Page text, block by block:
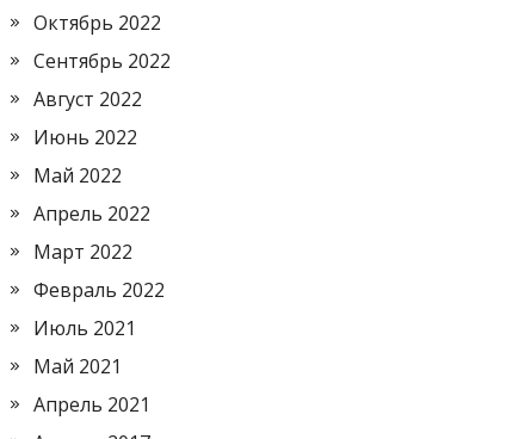
Октябрь 2022
Сентябрь 2022
Август 2022
Июнь 2022
Май 2022
Апрель 2022
Март 2022
Февраль 2022
Июль 2021
Май 2021
Апрель 2021